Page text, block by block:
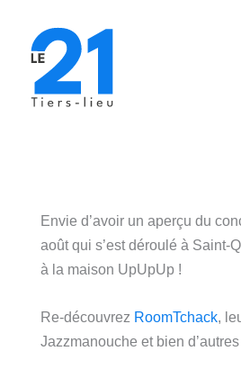
contenu
Envie d’avoir un aperçu du
août qui s’est déroulé à Saint-
à la maison UpUpUp !
Re-découvrez RoomTchack,
Jazzmanouche et bien